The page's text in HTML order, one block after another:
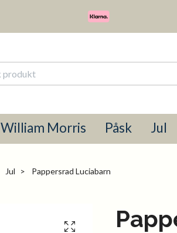
William Morris Påsk Jul
Jul Pappersrad Luciabarn